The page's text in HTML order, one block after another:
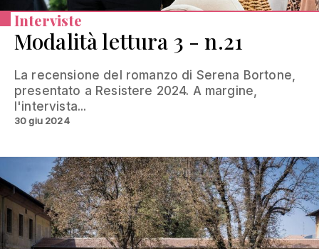
Interviste
Modalità lettura 3 - n.21
La recensione del romanzo di Serena Bortone,
presentato a Resistere 2024. A margine,
l'intervista...
30 giu 2024